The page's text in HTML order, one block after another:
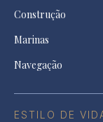
Construção
Marinas
Navegação
ESTILO DE